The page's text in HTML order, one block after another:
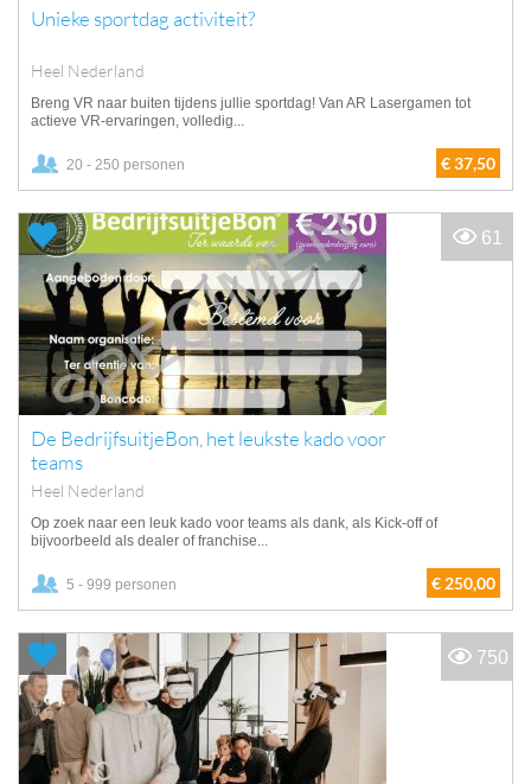
Unieke sportdag activiteit?
Heel Nederland
Breng VR naar buiten tijdens jullie sportdag! Van AR Lasergamen tot
actieve VR-ervaringen, volledig...
20 - 250 personen € 37,50
De BedrijfsuitjeBon, het leukste kado voor
teams
Heel Nederland
Op zoek naar een leuk kado voor teams als dank, als Kick-off of
bijvoorbeeld als dealer of franchise...
5 - 999 personen € 250,00
61
750